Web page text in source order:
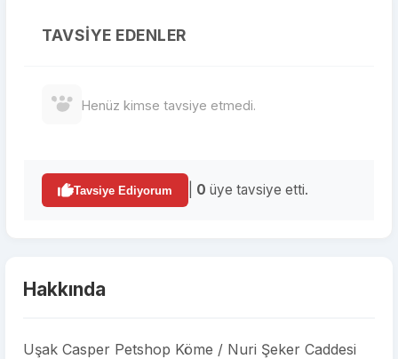
TAVSIYE EDENLER
Henüz kimse tavsiye etmedi.
Tavsiye Ediyorum 0 üye tavsiye etti.
Hakkında
Uşak Casper Petshop Köme / Nuri Şeker Caddesi